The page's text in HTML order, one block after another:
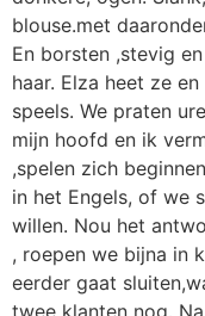
blouse.met
En borsten ,stevig
haar. Elza heet ze
speels. We praten
mijn hoofd en ik
,spelen zich
in het Engels, of we
willen. Nou het
, roepen we bijna in
eerder gaat
twee klanten nog.